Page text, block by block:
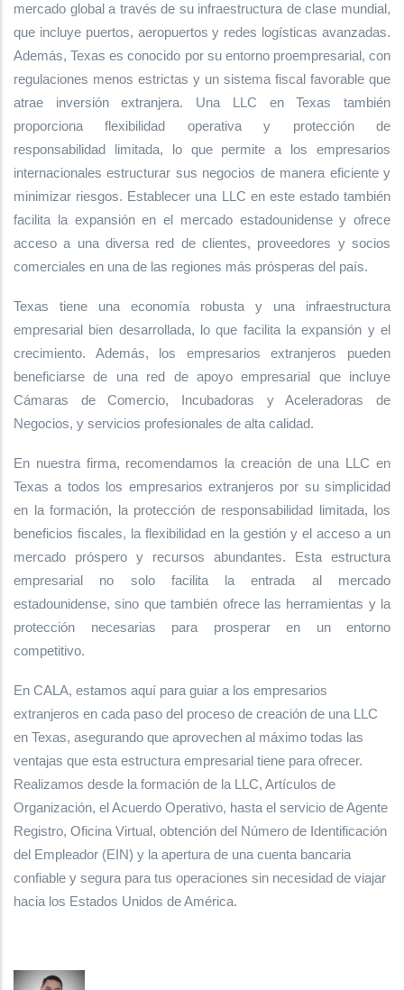
mercado global a través de su infraestructura de clase mundial,
que incluye puertos, aeropuertos y redes logísticas avanzadas.
Además, Texas es conocido por su entorno proempresarial, con
regulaciones menos estrictas y un sistema fiscal favorable que
atrae inversión extranjera. Una LLC en Texas también
proporciona flexibilidad operativa y protección de
responsabilidad limitada, lo que permite a los empresarios
internacionales estructurar sus negocios de manera eficiente y
minimizar riesgos. Establecer una LLC en este estado también
facilita la expansión en el mercado estadounidense y ofrece
acceso a una diversa red de clientes, proveedores y socios
comerciales en una de las regiones más prósperas del país.
Texas tiene una economía robusta y una infraestructura
empresarial bien desarrollada, lo que facilita la expansión y el
crecimiento. Además, los empresarios extranjeros pueden
beneficiarse de una red de apoyo empresarial que incluye
Cámaras de Comercio, Incubadoras y Aceleradoras de
Negocios, y servicios profesionales de alta calidad.
En nuestra firma, recomendamos la creación de una LLC en
Texas a todos los empresarios extranjeros por su simplicidad
en la formación, la protección de responsabilidad limitada, los
beneficios fiscales, la flexibilidad en la gestión y el acceso a un
mercado próspero y recursos abundantes. Esta estructura
empresarial no solo facilita la entrada al mercado
estadounidense, sino que también ofrece las herramientas y la
protección necesarias para prosperar en un entorno
competitivo.
En CALA, estamos aquí para guiar a los empresarios
extranjeros en cada paso del proceso de creación de una LLC
en Texas, asegurando que aprovechen al máximo todas las
ventajas que esta estructura empresarial tiene para ofrecer.
Realizamos desde la formación de la LLC, Artículos de
Organización, el Acuerdo Operativo, hasta el servicio de Agente
Registro, Oficina Virtual, obtención del Número de Identificación
del Empleador (EIN) y la apertura de una cuenta bancaria
confiable y segura para tus operaciones sin necesidad de viajar
hacia los Estados Unidos de América.